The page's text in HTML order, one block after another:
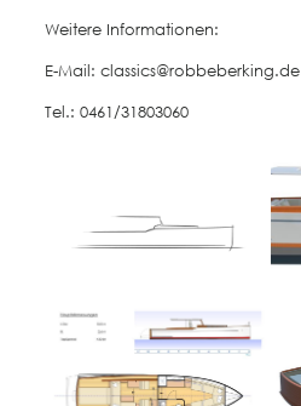
Weitere Informationen:
E-Mail: classics@robbeberking.de
Tel.: 0461/31803060